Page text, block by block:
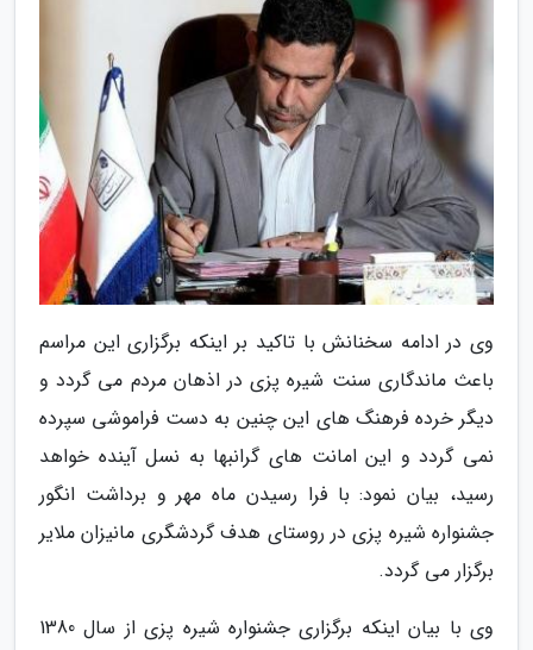
وی در ادامه سخنانش با تاکید بر اینکه برگزاری این مراسم
باعث ماندگاری سنت شیره پزی در اذهان مردم می گردد و
دیگر خرده فرهنگ های این چنین به دست فراموشی سپرده
نمی گردد و این امانت های گرانبها به نسل آینده خواهد
رسید، بیان نمود: با فرا رسیدن ماه مهر و برداشت انگور
جشنواره شیره پزی در روستای هدف گردشگری مانیزان ملایر
برگزار می گردد.
وی با بیان اینکه برگزاری جشنواره شیره پزی از سال 1380